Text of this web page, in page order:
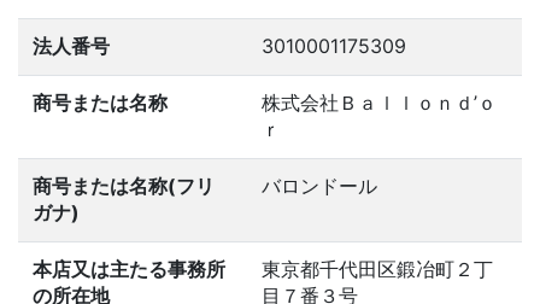
法人番号 3010001175309
商号または名称
株式会社Ｂａｌｌｏｎｄ’ｏ
ｒ
商号または名称(フリ
ガナ)
バロンドール
本店又は主たる事務所
の所在地
東京都千代田区鍛冶町２丁
目７番３号